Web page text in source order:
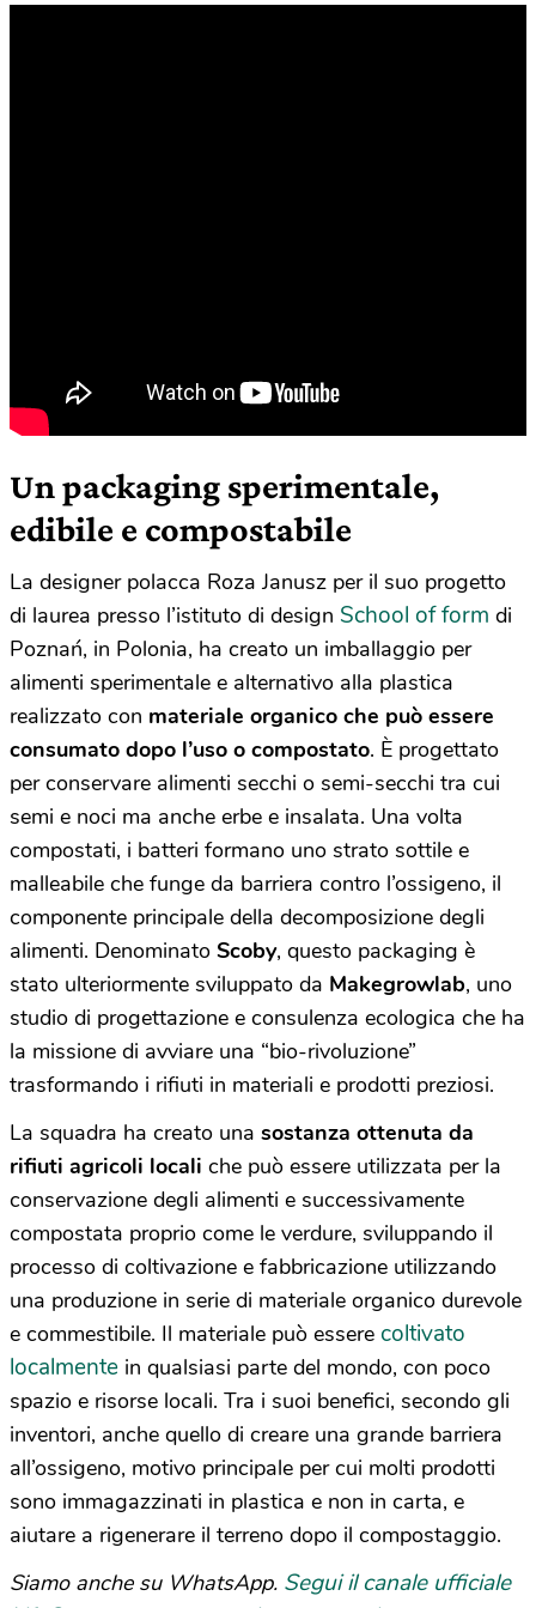
Un packaging sperimentale,
edibile e compostabile
La designer polacca Roza Janusz per il suo progetto
di laurea presso l’istituto di design School of form di
Poznań, in Polonia, ha creato un imballaggio per
alimenti sperimentale e alternativo alla plastica
realizzato con materiale organico che può essere
consumato dopo l’uso o compostato. È progettato
per conservare alimenti secchi o semi-secchi tra cui
semi e noci ma anche erbe e insalata. Una volta
compostati, i batteri formano uno strato sottile e
malleabile che funge da barriera contro l’ossigeno, il
componente principale della decomposizione degli
alimenti. Denominato Scoby, questo packaging è
stato ulteriormente sviluppato da Makegrowlab, uno
studio di progettazione e consulenza ecologica che ha
la missione di avviare una “bio-rivoluzione”
trasformando i rifiuti in materiali e prodotti preziosi.
La squadra ha creato una sostanza ottenuta da
rifiuti agricoli locali che può essere utilizzata per la
conservazione degli alimenti e successivamente
compostata proprio come le verdure, sviluppando il
processo di coltivazione e fabbricazione utilizzando
una produzione in serie di materiale organico durevole
e commestibile. Il materiale può essere coltivato
localmente in qualsiasi parte del mondo, con poco
spazio e risorse locali. Tra i suoi benefici, secondo gli
inventori, anche quello di creare una grande barriera
all’ossigeno, motivo principale per cui molti prodotti
sono immagazzinati in plastica e non in carta, e
aiutare a rigenerare il terreno dopo il compostaggio.
Siamo anche su WhatsApp. Segui il canale ufficiale